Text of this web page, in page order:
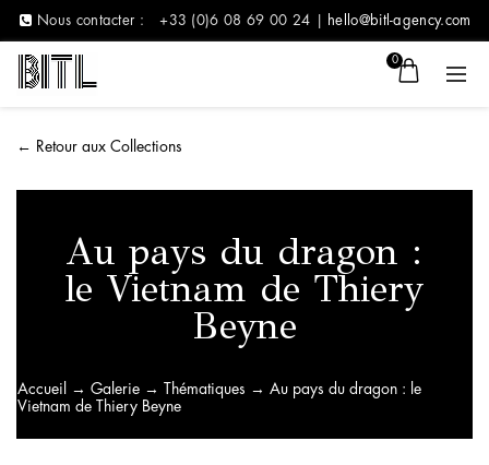
Nous contacter : +33 (0)6 08 69 00 24 | hello@bitl-agency.com
0
← Retour aux Collections
Au pays du dragon :
le Vietnam de Thiery
Beyne
Accueil → Galerie → Thématiques → Au pays du dragon : le
Vietnam de Thiery Beyne